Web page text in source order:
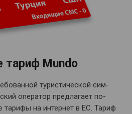
тариф Mundo
туристической сим-
оператор предлагает по-
на интернет в ЕС. Тариф